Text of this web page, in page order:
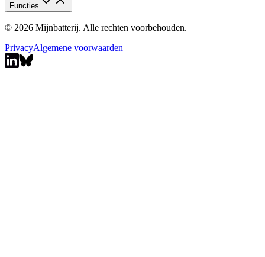
Functies
© 2026 Mijnbatterij. Alle rechten voorbehouden.
PrivacyAlgemene voorwaarden